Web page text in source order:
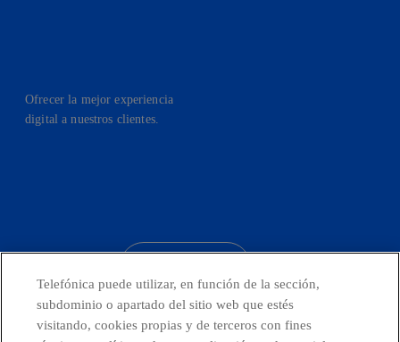
Ofrecer la mejor experiencia
digital a nuestros clientes.
Telefónica puede utilizar, en función de la sección,
subdominio o apartado del sitio web que estés
visitando, cookies propias y de terceros con fines